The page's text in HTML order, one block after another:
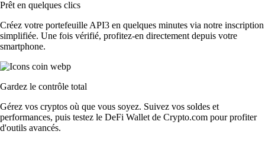
Prêt en quelques clics
Créez votre portefeuille API3 en quelques minutes via notre inscription
simplifiée. Une fois vérifié, profitez-en directement depuis votre
smartphone.
Gardez le contrôle total
Gérez vos cryptos où que vous soyez. Suivez vos soldes et
performances, puis testez le DeFi Wallet de Crypto.com pour profiter
d'outils avancés.